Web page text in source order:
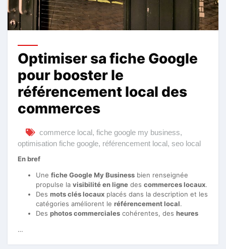
Optimiser sa fiche Google
pour booster le
référencement local des
commerces
commerce local, fiche google my business,
optimisation fiche google, référencement local, seo local
En bref
Une fiche Google My Business bien renseignée
propulse la visibilité en ligne des commerces locaux.
Des mots clés locaux placés dans la description et les
catégories améliorent le référencement local.
Des photos commerciales cohérentes, des heures
…